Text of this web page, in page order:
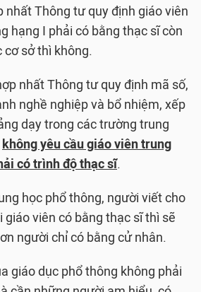
nhất Thông tư quy định giáo viên
hạng I phải có bằng thạc sĩ còn
cơ sở thì không.
nhất Thông tư quy định mã số,
nghề nghiệp và bổ nhiệm, xếp
dạy trong các trường trung
không yêu cầu giáo viên trung
có trình độ thạc sĩ.
học phổ thông, người viết cho
giáo viên có bằng thạc sĩ thì sẽ
người chỉ có bằng cử nhân.
giáo dục phổ thông không phải